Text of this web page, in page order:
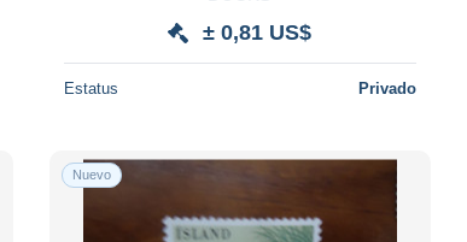
± 0,81 US$
Estatus Privado
Nuevo